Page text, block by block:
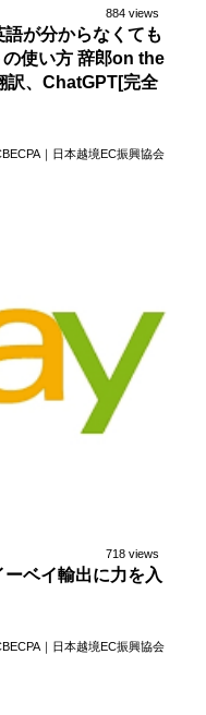
884 views
語が分からなくても
使い方 辞郎on the
訳、ChatGPT[完全
｜日本越境EC振興協会
718 views
ーベイ輸出に力を入
｜日本越境EC振興協会